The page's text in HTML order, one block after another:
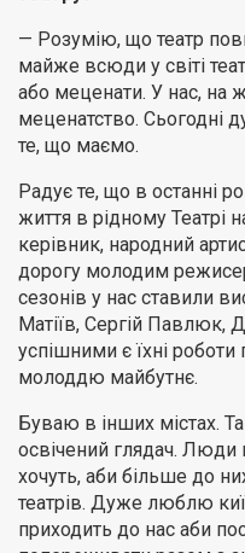
— Розумію, що театр
майже всюди у світі
або меценати. У нас, на
меценатство. Сьогодні
те, що маємо.
Радує те, що в останні
життя в рідному Театрі
керівник, народний
дорогу молодим
сезонів у нас ставили
Матіїв, Сергій Павлюк,
успішними є їхні
молоддю майбутнє.
Буваю в інших містах.
освічений глядач. Люди
хочуть, аби більше до
театрів. Дуже люблю
приходить до нас аби